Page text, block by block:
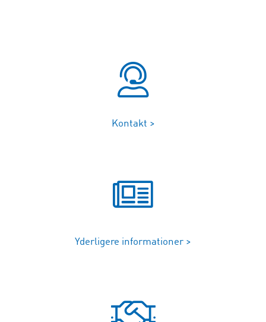
Kontakt >
Yderligere informationer >